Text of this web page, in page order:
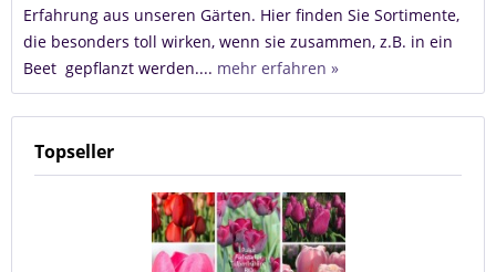
Erfahrung aus unseren Gärten. Hier finden Sie Sortimente,
die besonders toll wirken, wenn sie zusammen, z.B. in ein
Beet gepflanzt werden.... mehr erfahren »
Topseller